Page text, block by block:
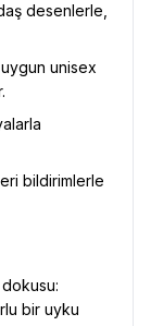
desenlerle,
unisex
bildirimlerle
bir uyku